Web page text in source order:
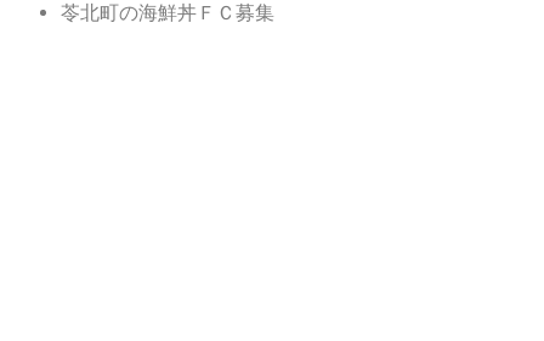
苓北町の海鮮丼ＦＣ募集